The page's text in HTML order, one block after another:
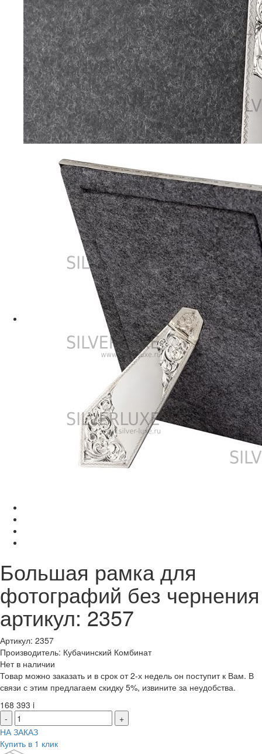
Большая рамка для
фотографий без чернения
артикул: 2357
Артикул: 2357
Производитель: Кубачинский Комбинат
Нет в наличии
Товар можно заказать и в срок от 2-х недель он поступит к Вам. В
связи с этим предлагаем скидку 5%, извините за неудобства.
168 393 i
-
+
НА ЗАКАЗ
Купить в 1 клик